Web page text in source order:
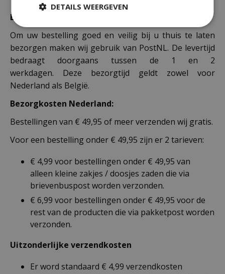
Bezorging:
Om uw bestelling goed en veilig bij u thuis te laten
bezorgen maken wij gebruik van PostNL. De levertijd
bedraagt doorgaans tussen de 1 en 2
werkdagen. Deze bezorgtijd geldt zowel voor
Nederland als België.
Bezorgkosten Nederland:
Bestellingen van € 49,95 of meer verzenden wij gratis.
Voor een bestelling onder € 49,95 zijn er 2 tarieven:
€ 4,99 voor bestellingen onder € 49,95 van
alleen kleine zakjes / doosjes zaden die via
brievenbuspost worden verzonden.
€ 6,99 voor bestellingen onder € 49,95 voor de
rest van de producten die via pakketpost worden
verzonden.
Uitzonderlijke verzendkosten
Er word standaard € 4,99 verzendkosten
DETAILS WEERGEVEN